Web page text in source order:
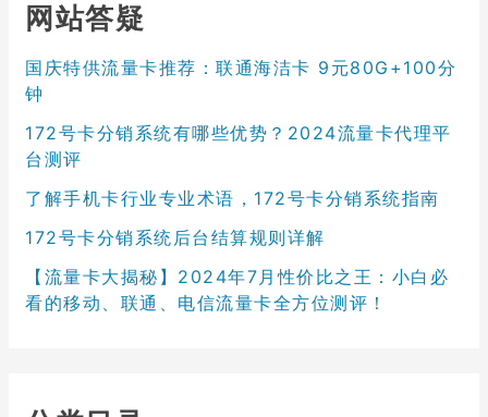
网站答疑
国庆特供流量卡推荐：联通海洁卡 9元80G+100分
钟
172号卡分销系统有哪些优势？2024流量卡代理平
台测评
了解手机卡行业专业术语，172号卡分销系统指南
172号卡分销系统后台结算规则详解
【流量卡大揭秘】2024年7月性价比之王：小白必
看的移动、联通、电信流量卡全方位测评！